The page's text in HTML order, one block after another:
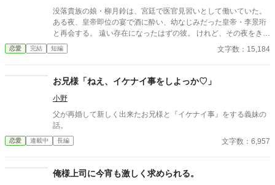
とは異なる描写があると思います。
没落貴族の娘・柳月鈴は、宮廷で医官見習いとして働いていた。
ある夜、皇帝即位の宴で酒に酔い、幼なじみだった皇帝・李景珩
と再会する。 遠い存在になったはずの彼。 けれど、その夜をきっ
かけに月鈴の運命は大きく動き出す。 冷酷と恐れられる皇帝が、
なぜか彼女だけには甘すぎて――。
恋愛 完結 短編 文字数：15,184
お兄様「ねえ、イケナイ事をしよっか♡」
小野
父が再婚して新しく出来たお兄様と『イケナイ事』をする義妹の
話。
恋愛 連載中 長編 文字数：6,957
俺様上司に今宵も激しく求められる。